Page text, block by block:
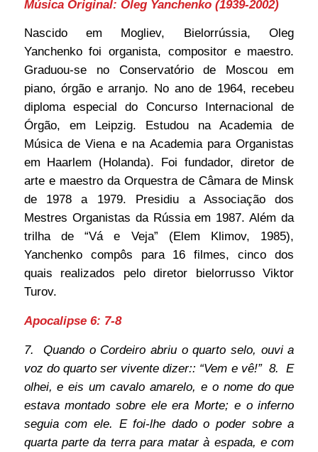
Música Original: Oleg Yanchenko (1939-2002)
Nascido em Mogliev, Bielorrússia, Oleg
Yanchenko foi organista, compositor e maestro.
Graduou-se no Conservatório de Moscou em
piano, órgão e arranjo. No ano de 1964, recebeu
diploma especial do Concurso Internacional de
Órgão, em Leipzig. Estudou na Academia de
Música de Viena e na Academia para Organistas
em Haarlem (Holanda). Foi fundador, diretor de
arte e maestro da Orquestra de Câmara de Minsk
de 1978 a 1979. Presidiu a Associação dos
Mestres Organistas da Rússia em 1987. Além da
trilha de “Vá e Veja” (Elem Klimov, 1985),
Yanchenko compôs para 16 filmes, cinco dos
quais realizados pelo diretor bielorrusso Viktor
Turov.
Apocalipse 6: 7-8
7. Quando o Cordeiro abriu o quarto selo, ouvi a
voz do quarto ser vivente dizer:: “Vem e vê!” 8. E
olhei, e eis um cavalo amarelo, e o nome do que
estava montado sobre ele era Morte; e o inferno
seguia com ele. E foi-lhe dado o poder sobre a
quarta parte da terra para matar à espada, e com